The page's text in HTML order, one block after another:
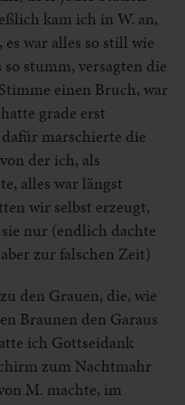
kam ich in W. an,
war alles so still wie
stumm, versagten die
einen Bruch, war
grade erst
marschierte die
der ich, als
alles war längst
wir selbst erzeugt,
nur (endlich dachte
zur falschen Zeit)
den Grauen, die, wie
Braunen den Garaus
ich Gottseidank
zum Nachtmahr
M. machte, im